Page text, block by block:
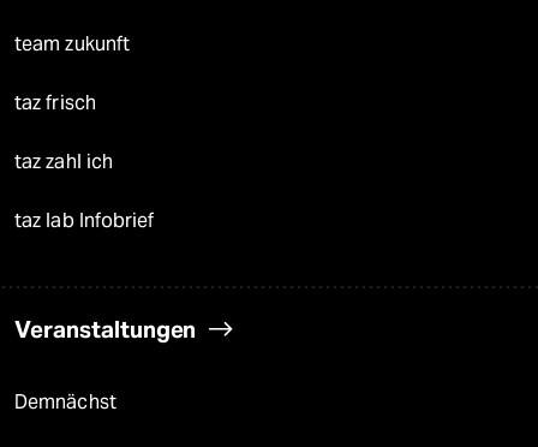
team zukunft
taz frisch
taz zahl ich
taz lab Infobrief
Veranstaltungen
Demnächst